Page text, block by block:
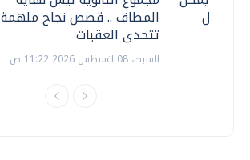
المطاف .. قصص نجاح ملهمة
تتحدى العقبات
السبت، 08 اغسطس 2026 11:22 ص
نتعامل